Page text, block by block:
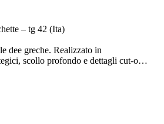
– tg 42 (Ita)
dee greche. Realizzato in
scollo profondo e dettagli cut-out
come simbolo di
collezione.
un look da passerella o sandali